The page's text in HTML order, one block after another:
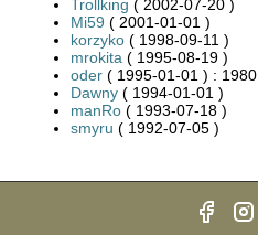
Trollking ( 2002-07-20 )
Mi59 ( 2001-01-01 )
korzyko ( 1998-09-11 )
mrokita ( 1995-08-19 )
oder ( 1995-01-01 ) : 1980
Dawny ( 1994-01-01 )
manRo ( 1993-07-18 )
smyru ( 1992-07-05 )